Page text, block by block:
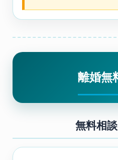
離婚無
無料相